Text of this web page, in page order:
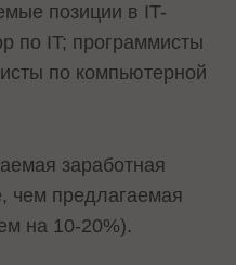
позиции в IT-
по IT; программисты
по компьютерной
заработная
чем предлагаемая
на 10-20%).